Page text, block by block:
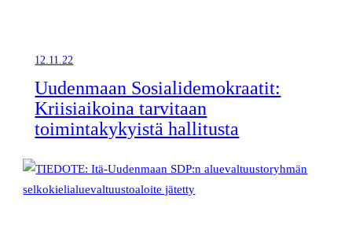
12.11.22
Uudenmaan Sosialidemokraatit:
Kriisiaikoina tarvitaan
toimintakykyistä hallitusta